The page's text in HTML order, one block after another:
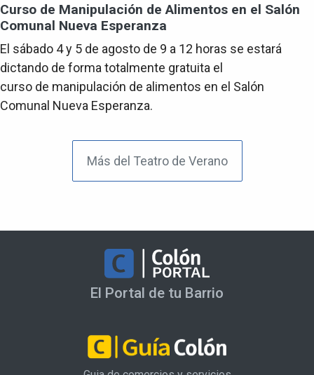
Curso de Manipulación de Alimentos en el Salón
Comunal Nueva Esperanza
El sábado 4 y 5 de agosto de 9 a 12 horas se estará
dictando de forma totalmente gratuita el
curso de manipulación de alimentos en el Salón
Comunal Nueva Esperanza.
Más del Teatro de Verano
El Portal de tu Barrio